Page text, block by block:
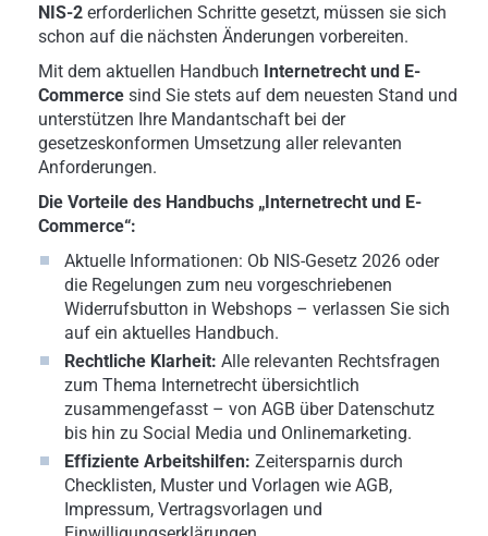
NIS-2 erforderlichen Schritte gesetzt, müssen sie sich
schon auf die nächsten Änderungen vorbereiten.
Mit dem aktuellen Handbuch Internetrecht und E-
Commerce sind Sie stets auf dem neuesten Stand und
unterstützen Ihre Mandantschaft bei der
gesetzeskonformen Umsetzung aller relevanten
Anforderungen.
Die Vorteile des Handbuchs „Internetrecht und E-
Commerce“:
Aktuelle Informationen: Ob NIS-Gesetz 2026 oder
die Regelungen zum neu vorgeschriebenen
Widerrufsbutton in Webshops – verlassen Sie sich
auf ein aktuelles Handbuch.
Rechtliche Klarheit: Alle relevanten Rechtsfragen
zum Thema Internetrecht übersichtlich
zusammengefasst – von AGB über Datenschutz
bis hin zu Social Media und Onlinemarketing.
Effiziente Arbeitshilfen: Zeitersparnis durch
Checklisten, Muster und Vorlagen wie AGB,
Impressum, Vertragsvorlagen und